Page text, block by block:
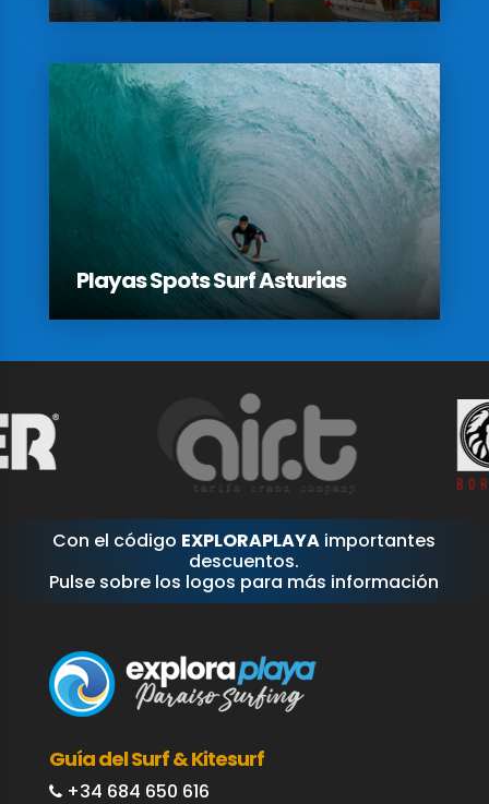
Playas Spots Surf Asturias
Con el código EXPLORAPLAYA importantes
descuentos.
Pulse sobre los logos para más información
Guía del Surf & Kitesurf
+34 684 650 616